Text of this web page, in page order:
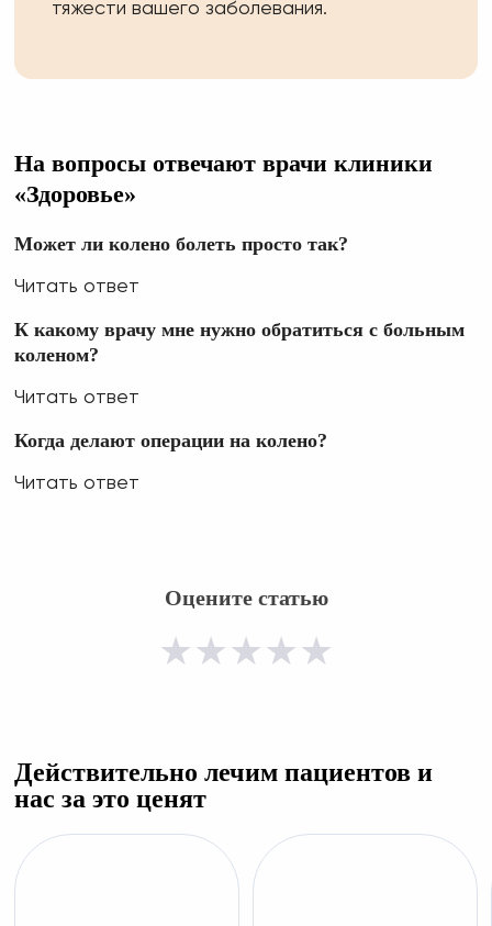
тяжести вашего заболевания.
На вопросы отвечают врачи клиники
«Здоровье»
Может ли колено болеть просто так?
Читать ответ
К какому врачу мне нужно обратиться с больным
коленом?
Читать ответ
Когда делают операции на колено?
Читать ответ
Оцените статью
★★★★★
Действительно лечим пациентов и
нас за это ценят